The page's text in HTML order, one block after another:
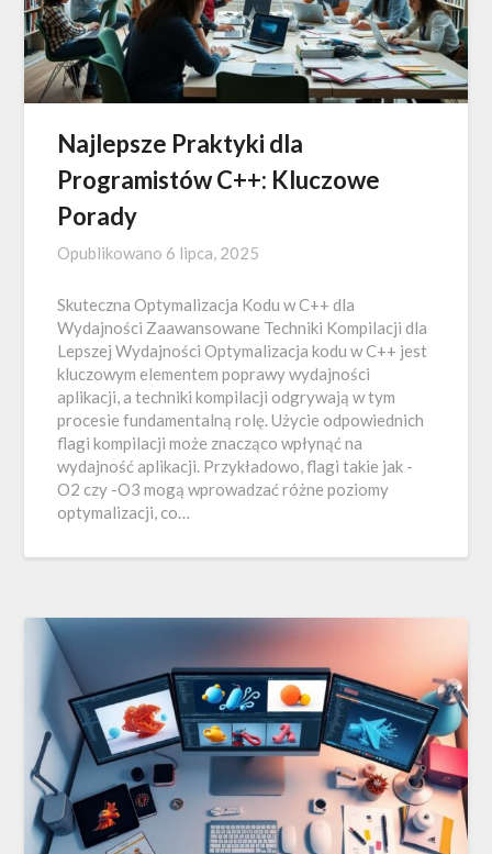
Najlepsze Praktyki dla
Programistów C++: Kluczowe
Porady
Opublikowano 6 lipca, 2025
Skuteczna Optymalizacja Kodu w C++ dla
Wydajności Zaawansowane Techniki Kompilacji dla
Lepszej Wydajności Optymalizacja kodu w C++ jest
kluczowym elementem poprawy wydajności
aplikacji, a techniki kompilacji odgrywają w tym
procesie fundamentalną rolę. Użycie odpowiednich
flagi kompilacji może znacząco wpłynąć na
wydajność aplikacji. Przykładowo, flagi takie jak -
O2 czy -O3 mogą wprowadzać różne poziomy
optymalizacji, co…